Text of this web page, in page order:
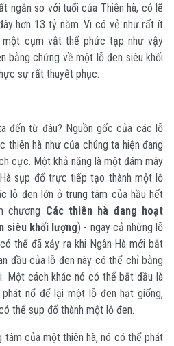
ngắn so với tuổi của Thiên hà, có lẽ
hơn 13 tỷ năm. Vì có vẻ như rất ít
một cụm vật thể phức tạp như vậy
bằng chứng về một lỗ đen siêu khối
sự rất thuyết phục.
đến từ đâu? Nguồn gốc của các lỗ
thiên hà như của chúng ta hiện đang
cực. Một khả năng là một đám mây
sụp đổ trực tiếp tạo thành một lỗ
lỗ đen lớn ở trung tâm của hầu hết
chương Các thiên hà đang hoạt
siêu khối lượng) - ngay cả những lỗ
thể đã xảy ra khi Ngân Hà mới bắt
đầu của lỗ đen này có thể chỉ bằng
Một cách khác nó có thể bắt đầu là
nổ để lại một lỗ đen hạt giống,
thể sụp đổ thành một lỗ đen.
của một thiên hà, nó có thể phát